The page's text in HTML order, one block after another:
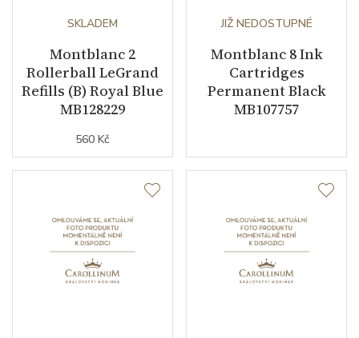
SKLADEM
Montblanc 2
Rollerball LeGrand
Refills (B) Royal Blue
MB128229
560 Kč
JIŽ NEDOSTUPNÉ
Montblanc 8 Ink
Cartridges
Permanent Black
MB107757